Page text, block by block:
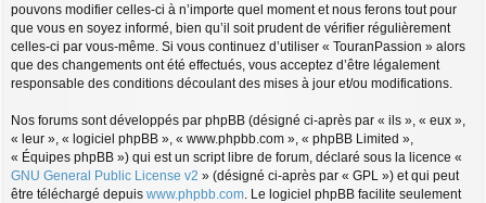
pouvons modifier celles-ci à n’importe quel moment et nous ferons tout pour
que vous en soyez informé, bien qu’il soit prudent de vérifier régulièrement
celles-ci par vous-même. Si vous continuez d’utiliser « TouranPassion » alors
que des changements ont été effectués, vous acceptez d’être légalement
responsable des conditions découlant des mises à jour et/ou modifications.
Nos forums sont développés par phpBB (désigné ci-après par « ils », « eux »,
« leur », « logiciel phpBB », « www.phpbb.com », « phpBB Limited »,
« Équipes phpBB ») qui est un script libre de forum, déclaré sous la licence «
GNU General Public License v2 » (désigné ci-après par « GPL ») et qui peut
être téléchargé depuis www.phpbb.com. Le logiciel phpBB facilite seulement